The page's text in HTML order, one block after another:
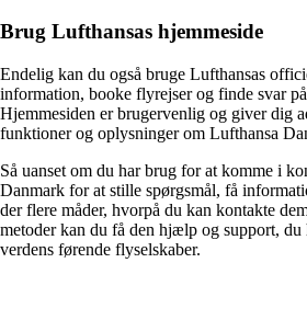
Brug Lufthansas hjemmeside
Endelig kan du også bruge Lufthansas
information, booke flyrejser og finde svar
Hjemmesiden er brugervenlig og giver dig
funktioner og oplysninger om Lufthansa
Så uanset om du har brug for at komme i
Danmark for at stille spørgsmål, få
der flere måder, hvorpå du kan kontakte
metoder kan du få den hjælp og support, du
verdens førende flyselskaber.